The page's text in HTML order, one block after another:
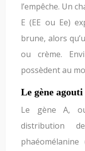
l’empêche. Un
E (EE ou Ee)
brune, alors
ou crème.
possèdent au
Le gène
Le gène A,
distribution